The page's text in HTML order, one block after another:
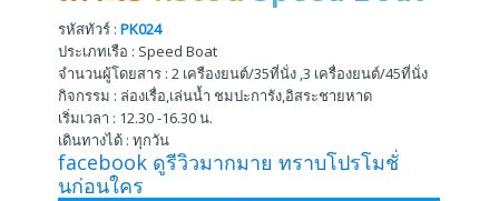
รหัสทัวร์ : PK024
ประเภทเรือ : Speed Boat
จำนวนผู้โดยสาร : 2 เครืองยนต์/35ที่นั่ง ,3 เครื่องยนต์/45ที่นั่ง
กิจกรรม : ล่องเรื่อ,เล่นน้ำ ชมปะการัง,อิสระชายหาด
เริ่มเวลา : 12.30 -16.30 น.
เดินทางได้ : ทุกวัน
facebook ดูรีวิวมากมาย ทราบโปรโมชั่
นก่อนใคร